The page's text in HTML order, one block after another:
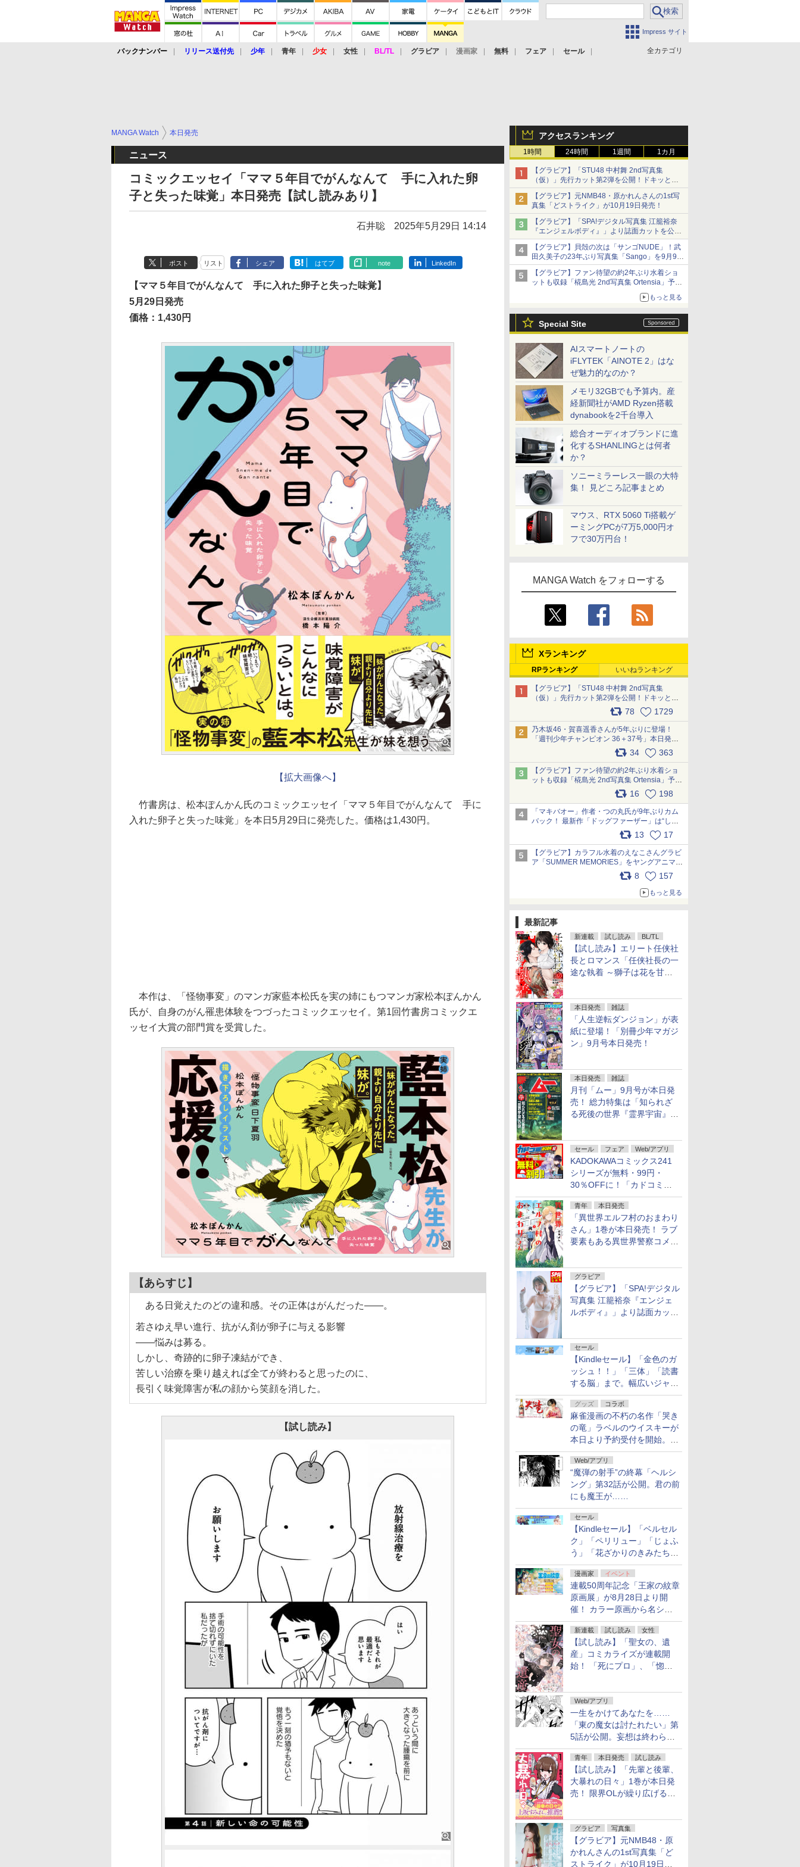
Impress サイト
全カテゴリ
バックナンバー リリース送付先 少年 青年 少女 女性 BL/TL グラビア 漫画家 無料 フェア セール
アクセスランキング
1時間 24時間 1週間 1カ月
【グラビア】「STU48 中村舞 2nd写真集
（仮）」先行カット第2弾を公開！ドキッとす
るランジェリーカットなど新たな挑戦
【グラビア】元NMB48・原かれんさんの1st写
真集「どストライク」が10月19日発売！
【グラビア】「SPA!デジタル写真集 江籠裕奈
『エンジェルボディ』」より誌面カットを公
開！
【グラビア】貝殻の次は「サンゴNUDE」！武
田久美子の23年ぶり写真集「Sango」を9月9日
に発売
【グラビア】ファン待望の約2年ぶり水着ショ
ットも収録「椛島光 2nd写真集 Ortensia」予約
もっと見る
Special Site
AIスマートノートの
iFLYTEK「AINOTE 2」はな
ぜ魅力的なのか？
メモリ32GBでも予算内。産
経新聞社がAMD Ryzen搭載
dynabookを2千台導入
総合オーディオブランドに進
化するSHANLINGとは何者
か？
ソニーミラーレス一眼の大特
集！ 見どころ記事まとめ
マウス、RTX 5060 Ti搭載ゲ
ーミングPCが7万5,000円オ
フで30万円台！
MANGA Watch をフォローする
Xランキング
RPランキング いいねランキング
【グラビア】「STU48 中村舞 2nd写真集
（仮）」先行カット第2弾を公開！ドキッとす
るランジェリーカットなど新たな挑戦
78 1729
乃木坂46・賀喜遥香さんが5年ぶりに登場！
「週刊少年チャンピオン 36＋37号」本日発
売 pic.x.com/2Mo85ZlRvK
34 363
【グラビア】ファン待望の約2年ぶり水着ショ
ットも収録「椛島光 2nd写真集 Ortensia」予約
16 198
「マキバオー」作者・つの丸氏が9年ぶりカム
バック！ 最新作「ドッグファーザー」は“しゃ
べらない動物”とのリアルな暮らしを描く 「も
うこれ以上の幸せはない」……一緒に暮らす愛
犬たちへ… pic.x.com/hEr88DgVyD
13 17
【グラビア】カラフル水着のえなこさんグラビ
ア「SUMMER MEMORIES」をヤングアニマル
Webで公開中 pic.x.com/wdmmjZ7DnV
8 157
もっと見る
最新記事
新連載 試し読み BL/TL
【試し読み】エリート任侠社
長とロマンス「任侠社長の一
途な執着 ～獅子は花を甘く
本日発売 雑誌
「人生逆転ダンジョン」が表
紙に登場！「別冊少年マガジ
ン」9月号本日発売！
本日発売 雑誌
月刊「ムー」9月号が本日発
売！ 総力特集は「知られざ
る死後の世界『霊界宇宙』の
セール フェア Web/アプリ
KADOKAWAコミックス241
シリーズが無料・99円・
30％OFFに！「カドコミフ
ェア 2026」第2弾が開催中！
青年 本日発売
「異世界エルフ村のおまわり
さん」1巻が本日発売！ ラブ
要素もある異世界警察コメデ
グラビア
【グラビア】「SPA!デジタル
写真集 江籠裕奈『エンジェ
ルボディ』」より誌面カット
セール
【Kindleセール】「金色のガ
ッシュ！！」「三体」「読書
する脳」まで。幅広いジャン
ルの電子書籍が最大65％オ
フ！「Kindle本サマーセー
ル」第2弾が開催中！
グッズ コラボ
麻雀漫画の不朽の名作「哭き
の竜」ラベルのウイスキーが
本日より予約受付を開始。8
月16日まで
Web/アプリ
“魔弾の射手”の終幕「ヘルシ
ング」第32話が公開。君の前
にも魔王が……
セール
【Kindleセール】「ベルセル
ク」「ペリリュー」「じょふ
う」「花ざかりのきみたち
へ」などが最大50％オフ！
「白泉社 夏の大割引セー
ル」が開催中！
漫画家 イベント
連載50周年記念「王家の紋章
原画展」が8月28日より開
催！ カラー原画から名シー
ンの原稿まで
新連載 試し読み 女性
【試し読み】「聖女の、遺
産」コミカライズが連載開
始！ 「死にプロ」、「惚れ
Web/アプリ
一生をかけてあなたを……
「東の魔女は討たれたい」第
5話が公開。妄想は終わらな
い
青年 本日発売 試し読み
【試し読み】「先輩と後輩、
大暴れの日々」1巻が本日発
売！ 限界OLが繰り広げる禁
グラビア 写真集
【グラビア】元NMB48・原
かれんさんの1st写真集「ど
ストライク」が10月19日発
MANGA Watch 本日発売
ニュース
コミックエッセイ「ママ５年目でがんなんて 手に入れた卵
子と失った味覚」本日発売【試し読みあり】
石井聡 2025年5月29日 14:14
ポスト リスト シェア はてブ note LinkedIn
【ママ５年目でがんなんて 手に入れた卵子と失った味覚】
5月29日発売
価格：1,430円
【拡大画像へ】
竹書房は、松本ぽんかん氏のコミックエッセイ「ママ５年目でがんなんて 手に
入れた卵子と失った味覚」を本日5月29日に発売した。価格は1,430円。
本作は、「怪物事変」のマンガ家藍本松氏を実の姉にもつマンガ家松本ぽんかん
氏が、自身のがん罹患体験をつづったコミックエッセイ。第1回竹書房コミックエ
ッセイ大賞の部門賞を受賞した。
【あらすじ】
ある日覚えたのどの違和感。その正体はがんだった――。
若さゆえ早い進行、抗がん剤が卵子に与える影響
――悩みは募る。
しかし、奇跡的に卵子凍結ができ、
苦しい治療を乗り越えれば全てが終わると思ったのに、
長引く味覚障害が私の顔から笑顔を消した。
【試し読み】